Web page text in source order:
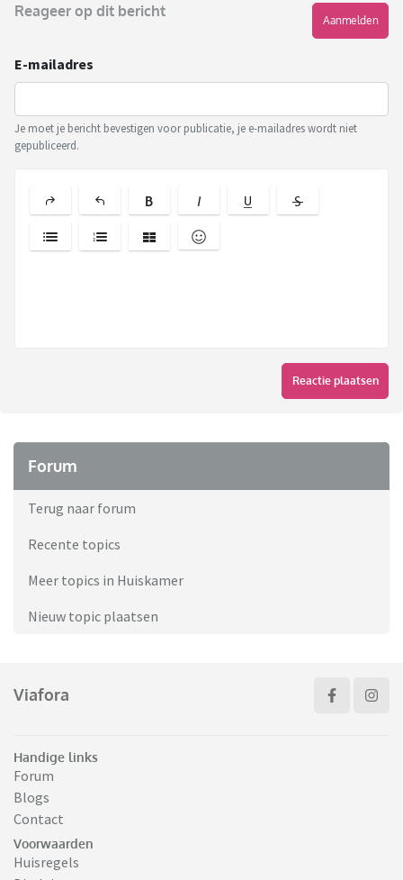
Reageer op dit bericht
Aanmelden
E-mailadres
Je moet je bericht bevestigen voor publicatie, je e-mailadres wordt niet
gepubliceerd.
Reactie plaatsen
Forum
Terug naar forum
Recente topics
Meer topics in Huiskamer
Nieuw topic plaatsen
Viafora
Handige links
Forum
Blogs
Contact
Voorwaarden
Huisregels